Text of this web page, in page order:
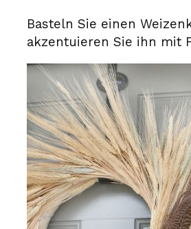
Basteln Sie einen
akzentuieren Sie ihn mit